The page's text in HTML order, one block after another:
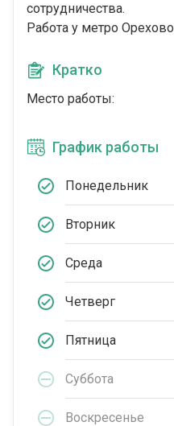
сотрудничества.
Работа у метро Орехово
Кратко
Место работы:
График работы
Понедельник
Вторник
Среда
Четверг
Пятница
Суббота
Воскресенье